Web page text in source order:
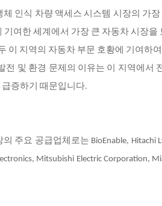
인식 차량 액세스 시스템 시장의 가장
여한 세계에서 가장 큰 자동차 시장을
이 지역의 자동차 부문 호황에 기여하
전 및 환경 문제의 이유는 이 지역에서
증하기 때문입니다.
주요 공급업체로는 BioEnable, Hitachi
Mitsubishi Electric Corporation,